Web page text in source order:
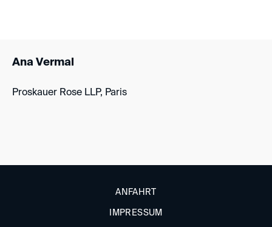
Ana Vermal
Proskauer Rose LLP, Paris
ANFAHRT
IMPRESSUM